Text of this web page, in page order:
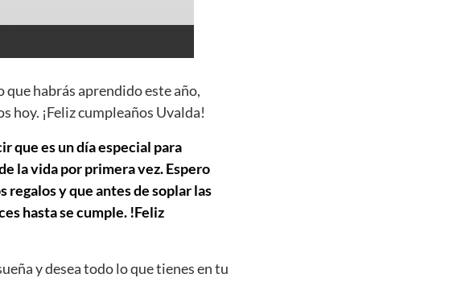
habrás aprendido este año,
hoy. ¡Feliz cumpleaños Uvalda!
que es un día especial para
la vida por primera vez. Espero
regalos y que antes de soplar las
hasta se cumple. !Feliz
y desea todo lo que tienes en tu